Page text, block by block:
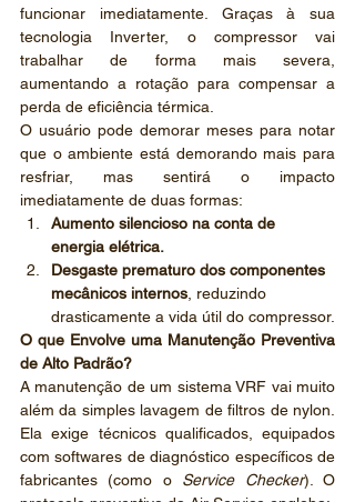
funcionar imediatamente. Graças à sua
tecnologia Inverter, o compressor vai
trabalhar de forma mais severa,
aumentando a rotação para compensar a
perda de eficiência térmica.
O usuário pode demorar meses para notar
que o ambiente está demorando mais para
resfriar, mas sentirá o impacto
imediatamente de duas formas:
Aumento silencioso na conta de
energia elétrica.
Desgaste prematuro dos componentes
mecânicos internos , reduzindo
drasticamente a vida útil do compressor.
O que Envolve uma Manutenção Preventiva
de Alto Padrão?
A manutenção de um sistema VRF vai muito
além da simples lavagem de filtros de nylon.
Ela exige técnicos qualificados, equipados
com softwares de diagnóstico específicos de
fabricantes (como o Service Checker). O